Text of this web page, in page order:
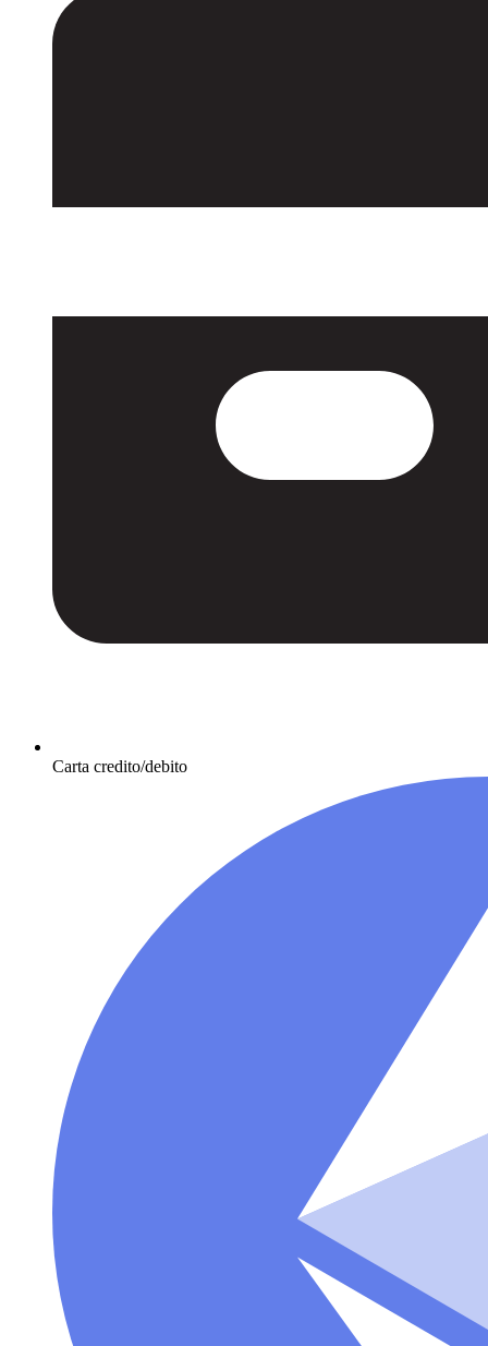
Carta credito/debito